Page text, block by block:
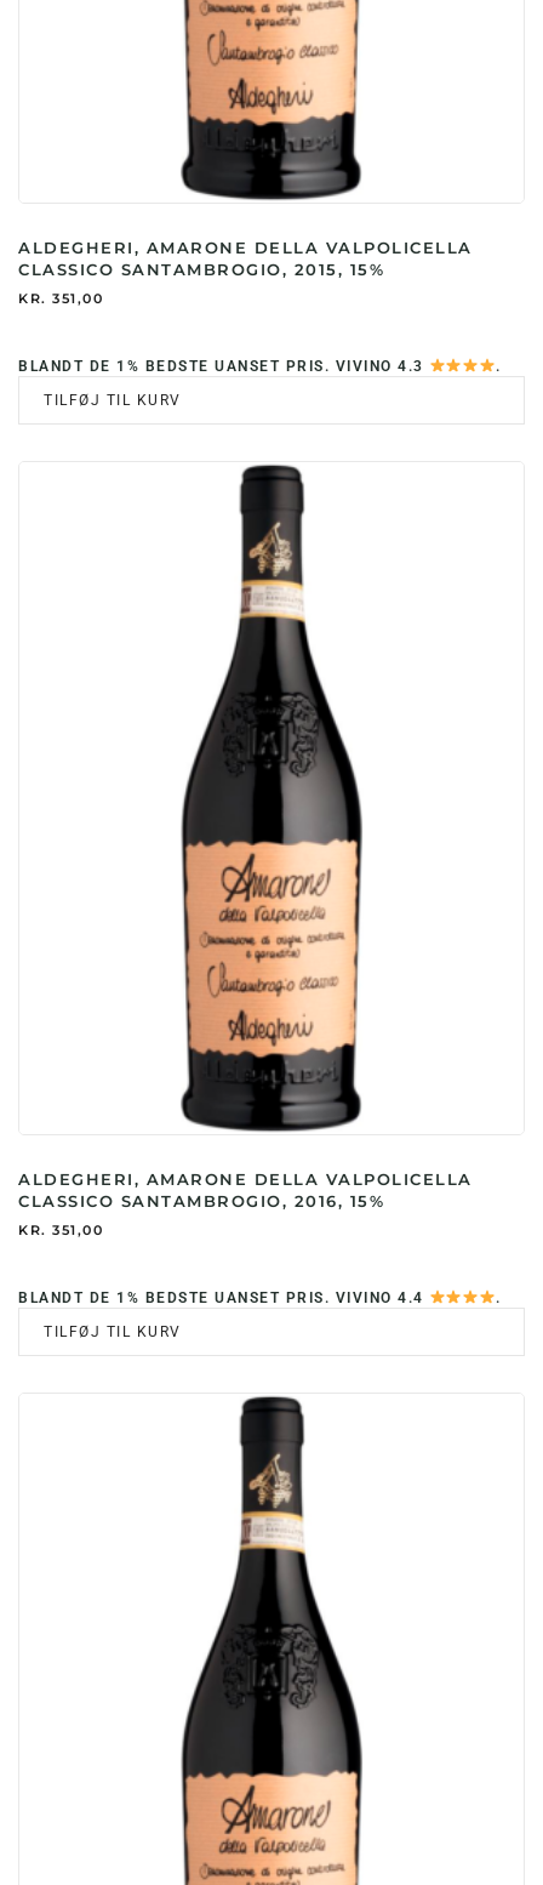
ALDEGHERI, AMARONE DELLA VALPOLICELLA
CLASSICO SANTAMBROGIO, 2015, 15%
KR. 351,00
BLANDT DE 1% BEDSTE UANSET PRIS. VIVINO 4.3
.
TILFØJ TIL KURV
ALDEGHERI, AMARONE DELLA VALPOLICELLA
CLASSICO SANTAMBROGIO, 2016, 15%
KR. 351,00
BLANDT DE 1% BEDSTE UANSET PRIS. VIVINO 4.4
.
TILFØJ TIL KURV